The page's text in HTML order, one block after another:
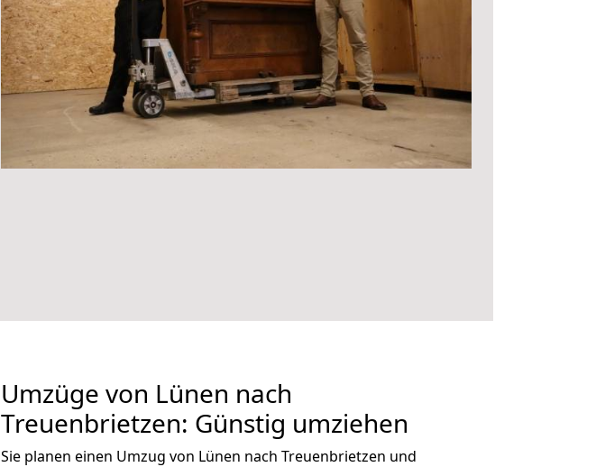
Umzüge von Lünen nach
Treuenbrietzen: Günstig umziehen
Sie planen einen Umzug von Lünen nach Treuenbrietzen und